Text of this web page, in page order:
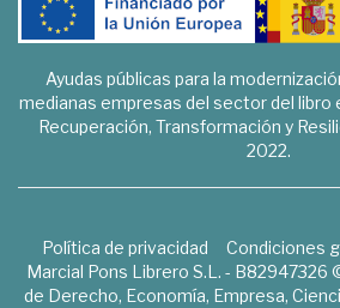
Ayudas públicas para la
medianas empresas del sector del libro
Recuperación, Transformación y
2022.
Política de privacidad Condiciones
Marcial Pons Librero S.L. - B82947326
de Derecho, Economía, Empresa,